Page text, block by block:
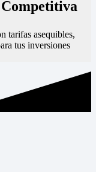
tarifas asequibles,
tus inversiones